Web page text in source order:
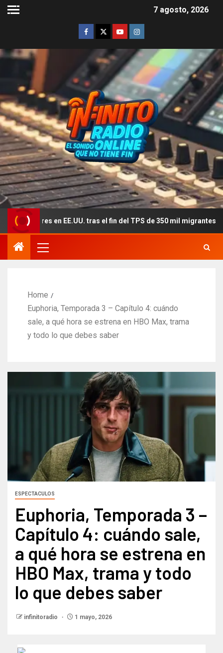
7 agosto, 2026
EE.UU. tras el fin del TPS de 350 mil migrantes El
Home
Euphoria, Temporada 3 – Capítulo 4: cuándo
sale, a qué hora se estrena en HBO Max, trama
y todo lo que debes saber
ESPECTACULOS
Euphoria, Temporada 3 –
Capítulo 4: cuándo sale,
a qué hora se estrena en
HBO Max, trama y todo
lo que debes saber
infinitoradio 1 mayo, 2026